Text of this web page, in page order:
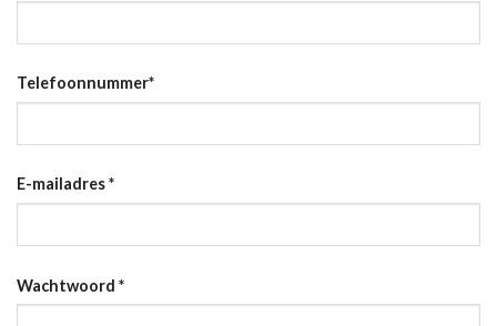
Telefoonnummer*
E-mailadres*
Wachtwoord *